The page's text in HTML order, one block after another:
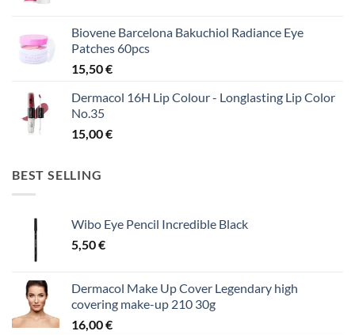
Biovene Barcelona Bakuchiol Radiance Eye
Patches 60pcs
15,50€
Dermacol 16H Lip Colour - Longlasting Lip Color
No.35
15,00€
BEST SELLING
Wibo Eye Pencil Incredible Black
5,50€
Dermacol Make Up Cover Legendary high
covering make-up 210 30g
16,00€